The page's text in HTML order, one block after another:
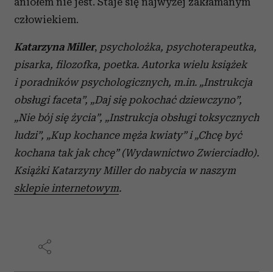
człowiekiem.
Katarzyna Miller, psycholożka, psychoterapeutka,
pisarka, filozofka, poetka. Autorka wielu książek
i poradników psychologicznych, m.in. „Instrukcja
obsługi faceta”, „Daj się pokochać dziewczyno”,
„Nie bój się życia”, „Instrukcja obsługi toksycznych
ludzi”, „Kup kochance męża kwiaty” i „Chcę być
kochana tak jak chcę” (Wydawnictwo Zwierciadło).
Książki Katarzyny Miller do nabycia w naszym
sklepie internetowym.